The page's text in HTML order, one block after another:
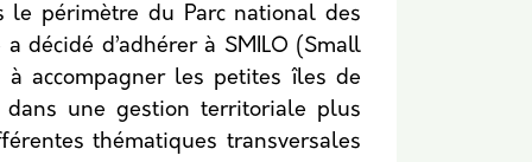
périmètre du Parc national des
décidé d’adhérer à SMILO (Small
accompagner les petites îles de
dans une gestion territoriale plus
thématiques transversales